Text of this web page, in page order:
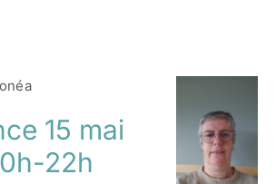
15 mai
22h